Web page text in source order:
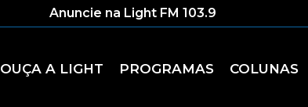
Anuncie na Light FM 103.9
OUÇA A LIGHT PROGRAMAS COLUNAS